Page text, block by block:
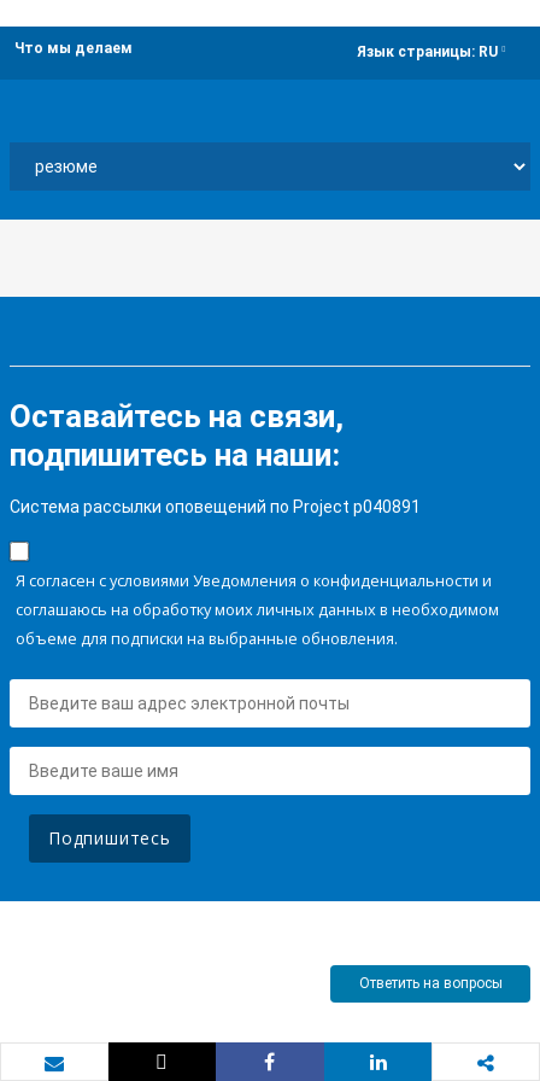
Что мы делаем Язык страницы: RU
Оставайтесь на связи,
подпишитесь на наши:
Система рассылки оповещений по Project p040891
Я согласен с условиями Уведомления о конфиденциальности и
соглашаюсь на обработку моих личных данных в необходимом
объеме для подписки на выбранные обновления.
Подпишитесь
Ответить на вопросы